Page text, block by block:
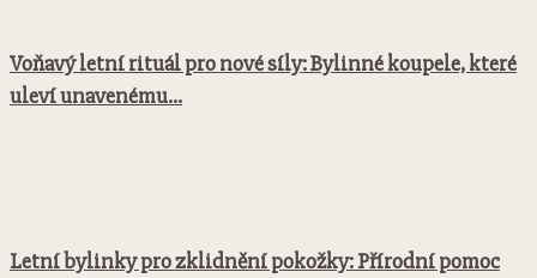
Voňavý letní rituál pro nové síly: Bylinné koupele, které
uleví unavenému...
Letní bylinky pro zklidnění pokožky: Přírodní pomoc